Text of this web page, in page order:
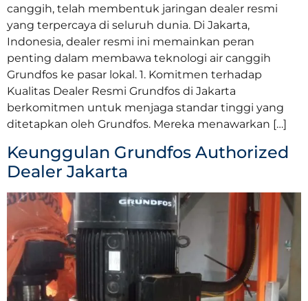
canggih, telah membentuk jaringan dealer resmi
yang terpercaya di seluruh dunia. Di Jakarta,
Indonesia, dealer resmi ini memainkan peran
penting dalam membawa teknologi air canggih
Grundfos ke pasar lokal. 1. Komitmen terhadap
Kualitas Dealer Resmi Grundfos di Jakarta
berkomitmen untuk menjaga standar tinggi yang
ditetapkan oleh Grundfos. Mereka menawarkan […]
Keunggulan Grundfos Authorized
Dealer Jakarta